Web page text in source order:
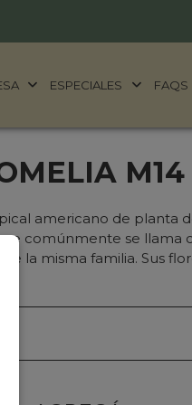
ESPECIALES FAQS
M14
americano de planta
comúnmente se llama
la misma familia. Sus